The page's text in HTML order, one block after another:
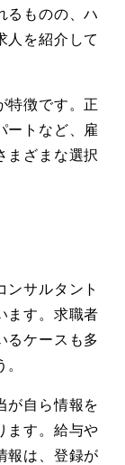
るものの、ハ
人を紹介して
特徴です。正
ートなど、雇
まざまな選択
ンサルタント
ます。求職者
るケースも多
が自ら情報を
ます。給与や
報は、登録が